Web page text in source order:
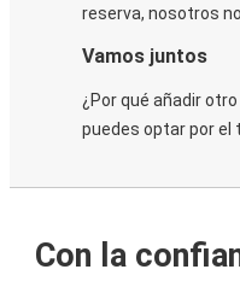
reserva, nosotros
Vamos juntos
¿Por qué añadir
puedes optar por
Con la